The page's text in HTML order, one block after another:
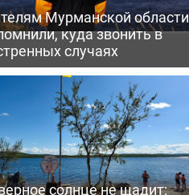
Мурманской области
куда звонить в
случаях
солнце не щадит: